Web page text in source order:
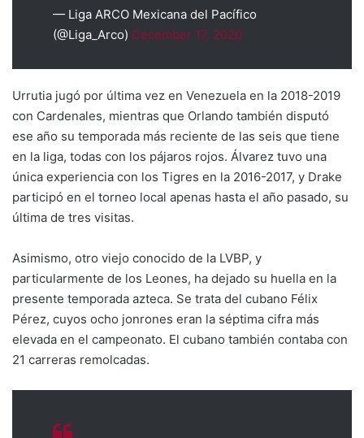
— Liga ARCO Mexicana del Pacífico
(@Liga_Arco) December 17, 2020
Urrutia jugó por última vez en Venezuela en la 2018-2019
con Cardenales, mientras que Orlando también disputó
ese año su temporada más reciente de las seis que tiene
en la liga, todas con los pájaros rojos. Álvarez tuvo una
única experiencia con los Tigres en la 2016-2017, y Drake
participó en el torneo local apenas hasta el año pasado, su
última de tres visitas.
Asimismo, otro viejo conocido de la LVBP, y
particularmente de los Leones, ha dejado su huella en la
presente temporada azteca. Se trata del cubano Félix
Pérez, cuyos ocho jonrones eran la séptima cifra más
elevada en el campeonato. El cubano también contaba con
21 carreras remolcadas.